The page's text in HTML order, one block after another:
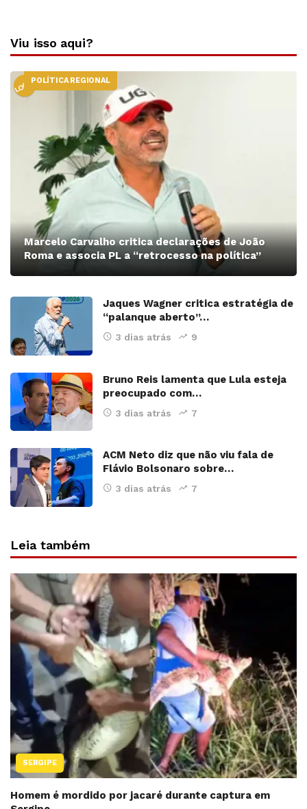
Viu isso aqui?
LOCALPOLÍTICA REGIONAL
Marcelo Carvalho critica declarações de João
Roma e associa PL a “retrocesso na política”
Jaques Wagner critica estratégia de
“palanque aberto”…
3 dias atrás 9
Bruno Reis lamenta que Lula esteja
preocupado com…
3 dias atrás 7
ACM Neto diz que não viu fala de
Flávio Bolsonaro sobre…
3 dias atrás 7
Leia também
SERGIPE
Homem é mordido por jacaré durante captura em